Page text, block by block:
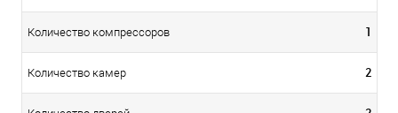
Количество компрессоров 1
Количество камер 2